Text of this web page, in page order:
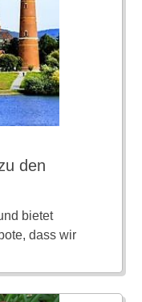
den
bietet
dass wir